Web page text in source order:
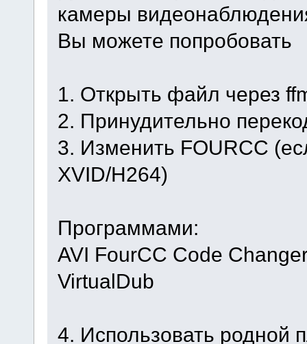
камеры
Вы можете попробовать
1. Открыть файл через
2. Принудительно
3. Изменить FOURCC
XVID/H264)
Программами:
AVI FourCC Code
VirtualDub
4. Использовать родной